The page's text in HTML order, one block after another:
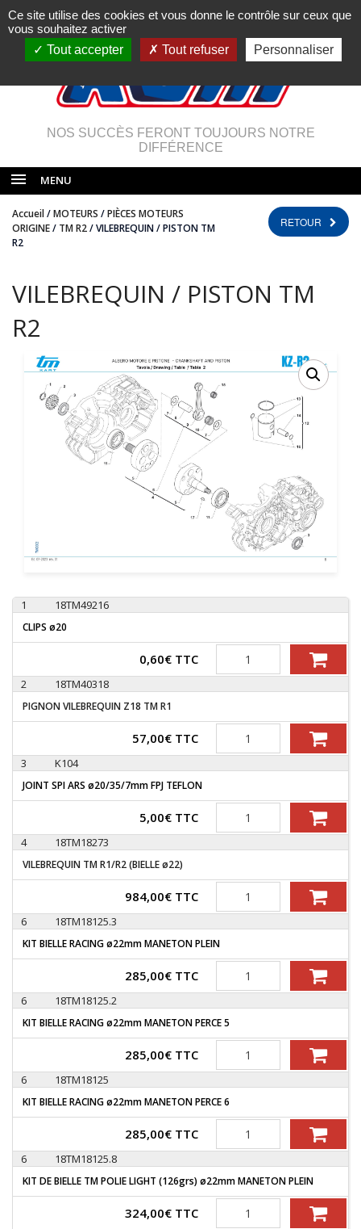
NOS SUCCÈS FERONT TOUJOURS NOTRE
DIFFÉRENCE
MENU
Accueil/MOTEURS /PIÈCES MOTEURS
ORIGINE/ TM R2/ VILEBREQUIN / PISTON TM
R2
RETOUR
VILEBREQUIN / PISTON TM
R2
1 18TM49216
CLIPS ø20
0,60€ TTC Quantité
2 18TM40318
PIGNON VILEBREQUIN Z18 TM R1
57,00€ TTC Quantité
3 K104
JOINT SPI ARS ø20/35/7mm FPJ TEFLON
5,00€ TTC Quantité
4 18TM18273
VILEBREQUIN TM R1/R2 (BIELLE ø22)
984,00€ TTC Quantité
6 18TM18125.3
KIT BIELLE RACING ø22mm MANETON PLEIN
285,00€ TTC Quantité
6 18TM18125.2
KIT BIELLE RACING ø22mm MANETON PERCE 5
285,00€ TTC Quantité
6 18TM18125
KIT BIELLE RACING ø22mm MANETON PERCE 6
285,00€ TTC Quantité
6 18TM18125.8
KIT DE BIELLE TM POLIE LIGHT (126grs) ø22mm MANETON PLEIN
324,00€ TTC Quantité
Ce site utilise des cookies et vous donne le contrôle sur ceux que
vous souhaitez activer
Tout accepter
Tout refuser Personnaliser